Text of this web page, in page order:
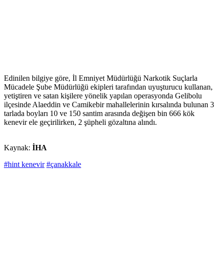
Edinilen bilgiye göre, İl Emniyet Müdürlüğü Narkotik Suçlarla
Mücadele Şube Müdürlüğü ekipleri tarafından uyuşturucu kullanan,
yetiştiren ve satan kişilere yönelik yapılan operasyonda Gelibolu
ilçesinde Alaeddin ve Camikebir mahallelerinin kırsalında bulunan 3
tarlada boyları 10 ve 150 santim arasında değişen bin 666 kök
kenevir ele geçirilirken, 2 şüpheli gözaltına alındı.
Kaynak: İHA
#hint kenevir #çanakkale